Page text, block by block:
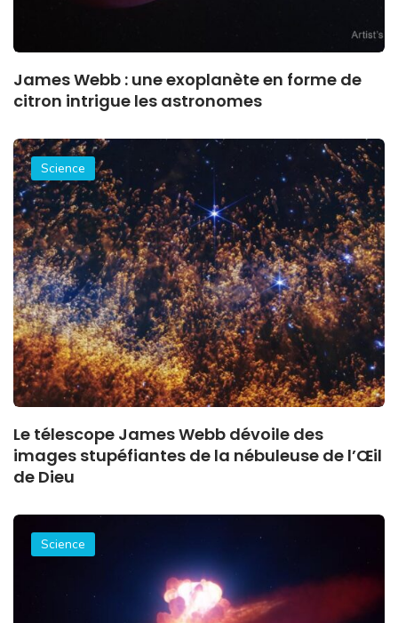
James Webb : une exoplanète en forme de
citron intrigue les astronomes
Science
Le télescope James Webb dévoile des
images stupéfiantes de la nébuleuse de l’Œil
de Dieu
Science